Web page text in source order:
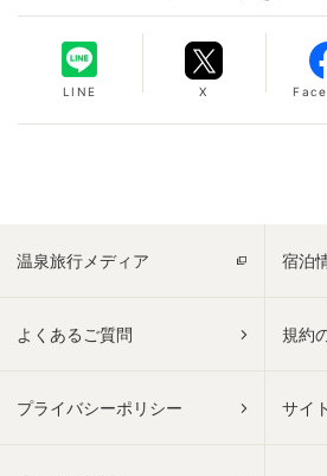
LINE X
温泉旅行メディア 宿泊
よくあるご質問 規約
プライバシーポリシー サイ